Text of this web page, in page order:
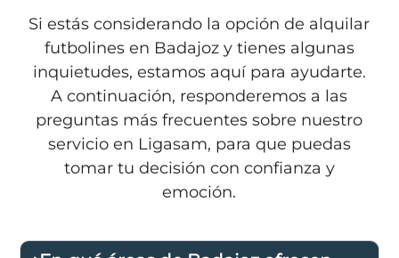
Si estás considerando la opción de alquilar
futbolines en Badajoz y tienes algunas
inquietudes, estamos aquí para ayudarte.
A continuación, responderemos a las
preguntas más frecuentes sobre nuestro
servicio en Ligasam, para que puedas
tomar tu decisión con confianza y
emoción.